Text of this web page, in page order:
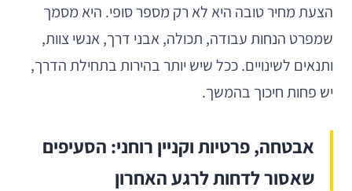
הצעת מחיר טובה היא לא רק מספר סופי. היא מסמך
שמפרט הנחות עבודה, תכולה, אבני דרך, אנשי צוות,
ותנאים לשינויים. ככל שיש יותר בהירות בתחילת הדרך,
יש פחות חיכוך בהמשך.
אבטחה, פרטיות וקניין רוחני: הסעיפים
שאסור לדחות לרגע האחרון